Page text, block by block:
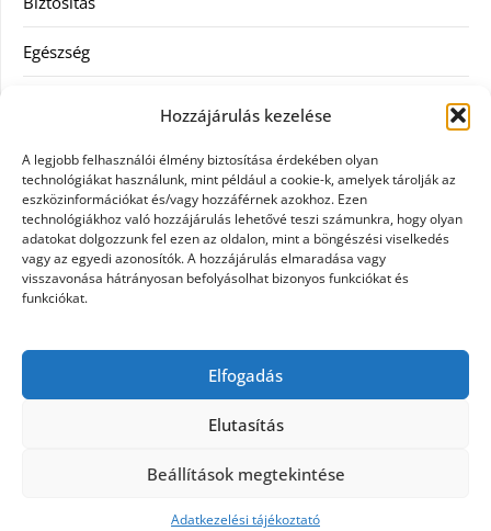
Hozzájárulás kezelése
A legjobb felhasználói élmény biztosítása érdekében olyan
technológiákat használunk, mint például a cookie-k, amelyek tárolják az
eszközinformációkat és/vagy hozzáférnek azokhoz. Ezen
technológiákhoz való hozzájárulás lehetővé teszi számunkra, hogy olyan
adatokat dolgozzunk fel ezen az oldalon, mint a böngészési viselkedés
vagy az egyedi azonosítók. A hozzájárulás elmaradása vagy
visszavonása hátrányosan befolyásolhat bizonyos funkciókat és
funkciókat.
Elfogadás
Elutasítás
Beállítások megtekintése
Adatkezelési tájékoztató
Egészség
Ingatlan
Művészetek és szórakozás
Múzeumok
Szolgáltatás
Szórakozás
Webáruház
Theme